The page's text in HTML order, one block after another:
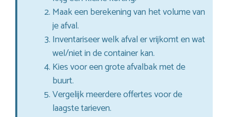
Maak een berekening van het volume van
je afval.
Inventariseer welk afval er vrijkomt en wat
wel/niet in de container kan.
Kies voor een grote afvalbak met de
buurt.
Vergelijk meerdere offertes voor de
laagste tarieven.